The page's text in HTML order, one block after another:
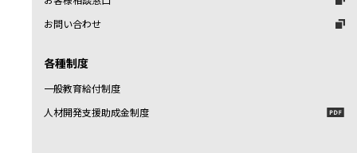
お問い合わせ
各種制度
一般教育給付制度
人材開発支援助成金制度